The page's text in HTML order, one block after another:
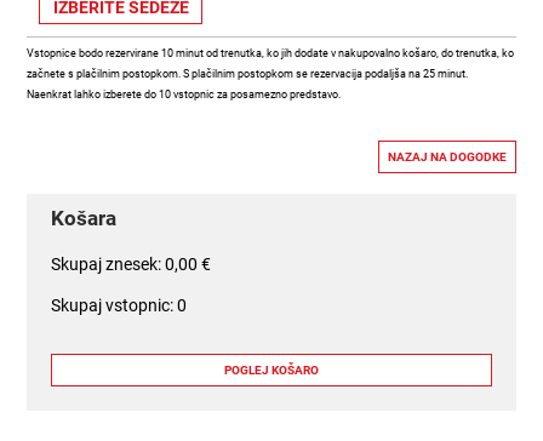
Vstopnice bodo rezervirane 10 minut od trenutka, ko jih dodate v nakupovalno košaro, do trenutka, ko
začnete s plačilnim postopkom. S plačilnim postopkom se rezervacija podaljša na 25 minut.
Naenkrat lahko izberete do 10 vstopnic za posamezno predstavo.
Košara
Skupaj znesek: 0,00 €
Skupaj vstopnic: 0